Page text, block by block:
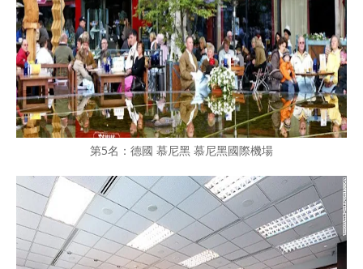
第5名：德國 慕尼黑 慕尼黑國際機場